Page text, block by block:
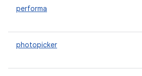
performa
photopicker